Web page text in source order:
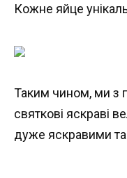
Кожне яйце
Таким чином, ми з
святкові яскраві
дуже яскравими